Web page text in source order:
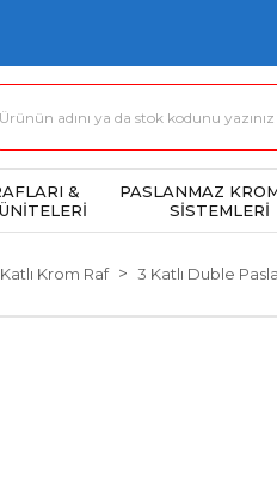
&
PASLANMAZ
SİSTEMLERİ
Krom Raf 3 Katlı Duble